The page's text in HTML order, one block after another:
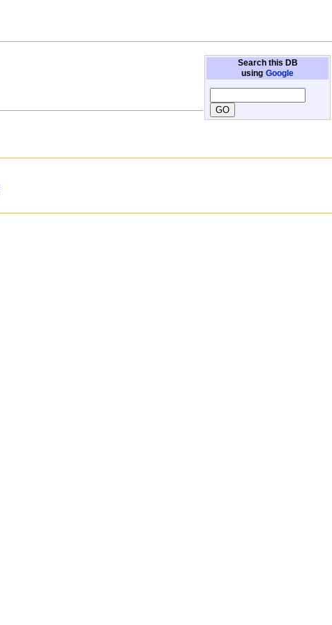
Search this DB
using Google